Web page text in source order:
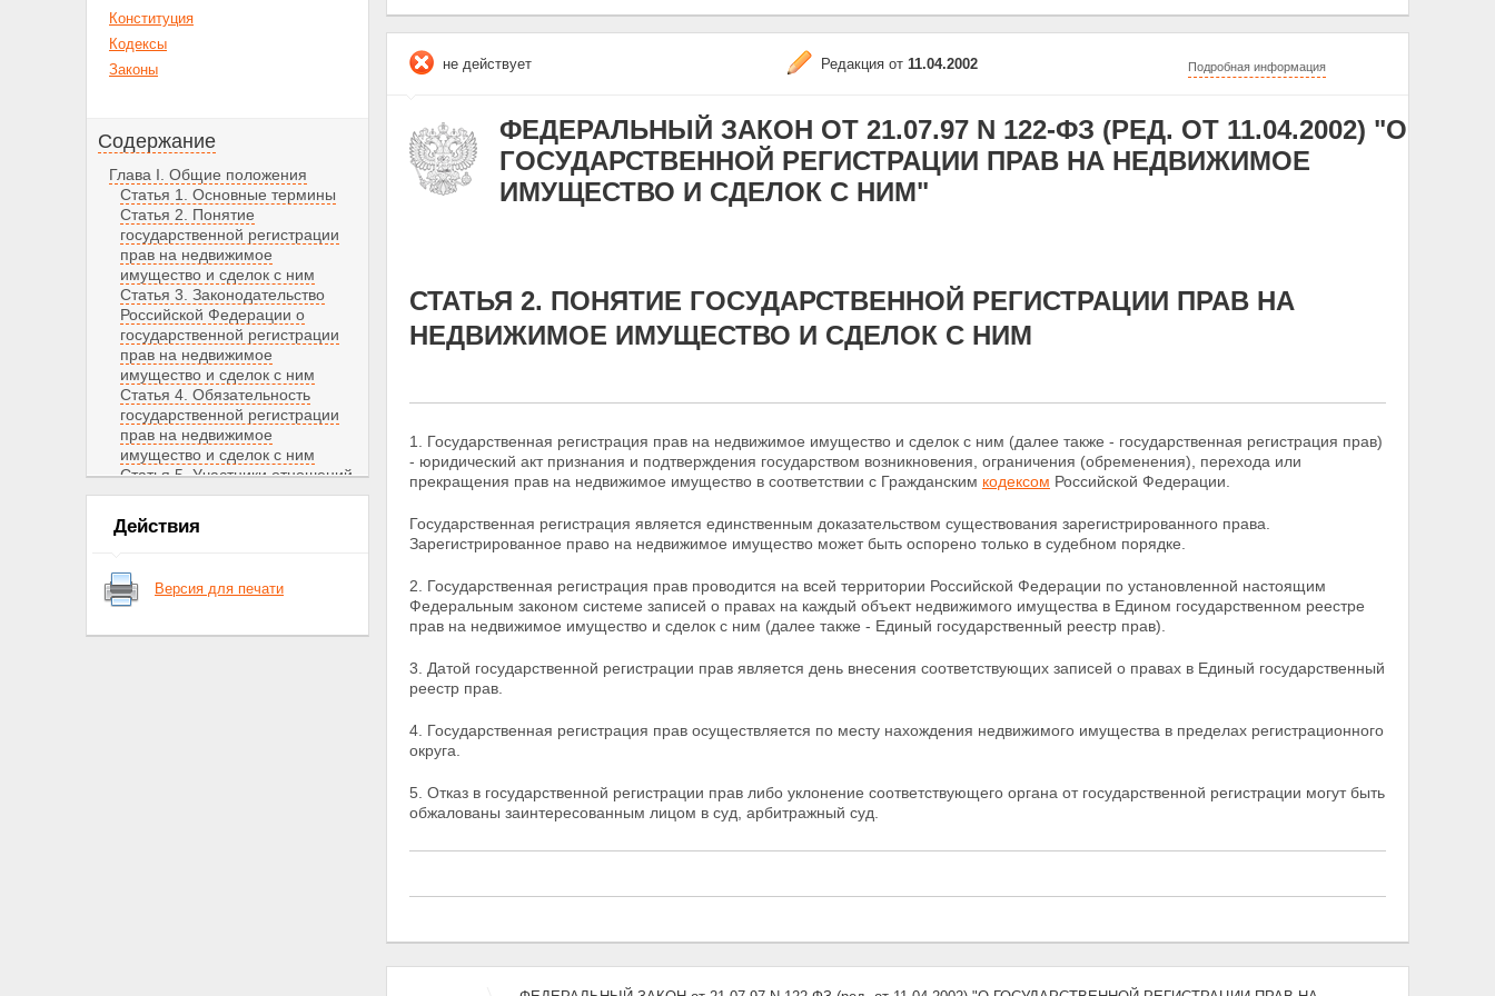
Конституция
Кодексы
Законы
Содержание
Глава I. Общие положения
Статья 1. Основные термины
Статья 2. Понятие
государственной регистрации
прав на недвижимое
имущество и сделок с ним
Статья 3. Законодательство
Российской Федерации о
государственной регистрации
прав на недвижимое
имущество и сделок с ним
Статья 4. Обязательность
государственной регистрации
прав на недвижимое
имущество и сделок с ним
Статья 5. Участники отношений,
возникающих при
государственной регистрации
прав на недвижимое
Статья 6. Признание ранее
возникших прав
о государственной регистрации
Действия
Версия для печати
не действует Редакция от 11.04.2002 Подробная информация
ФЕДЕРАЛЬНЫЙ ЗАКОН ОТ 21.07.97 N 122-ФЗ (РЕД. ОТ 11.04.2002) "О
ГОСУДАРСТВЕННОЙ РЕГИСТРАЦИИ ПРАВ НА НЕДВИЖИМОЕ
ИМУЩЕСТВО И СДЕЛОК С НИМ"
СТАТЬЯ 2. ПОНЯТИЕ ГОСУДАРСТВЕННОЙ РЕГИСТРАЦИИ ПРАВ НА
НЕДВИЖИМОЕ ИМУЩЕСТВО И СДЕЛОК С НИМ
1. Государственная регистрация прав на недвижимое имущество и сделок с ним (далее также - государственная регистрация прав)
- юридический акт признания и подтверждения государством возникновения, ограничения (обременения), перехода или
прекращения прав на недвижимое имущество в соответствии с Гражданским кодексом Российской Федерации.
Государственная регистрация является единственным доказательством существования зарегистрированного права.
Зарегистрированное право на недвижимое имущество может быть оспорено только в судебном порядке.
2. Государственная регистрация прав проводится на всей территории Российской Федерации по установленной настоящим
Федеральным законом системе записей о правах на каждый объект недвижимого имущества в Едином государственном реестре
прав на недвижимое имущество и сделок с ним (далее также - Единый государственный реестр прав).
3. Датой государственной регистрации прав является день внесения соответствующих записей о правах в Единый государственный
реестр прав.
4. Государственная регистрация прав осуществляется по месту нахождения недвижимого имущества в пределах регистрационного
округа.
5. Отказ в государственной регистрации прав либо уклонение соответствующего органа от государственной регистрации могут быть
обжалованы заинтересованным лицом в суд, арбитражный суд.